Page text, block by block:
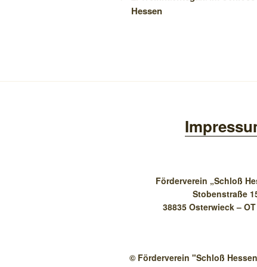
Hessen
Förderverein „Schloß
Stobenstraße
38835 Osterwieck –
© Förderverein "Schloß